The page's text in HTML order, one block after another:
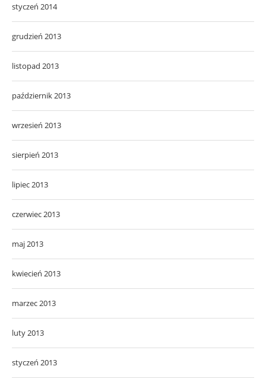
styczeń 2014
grudzień 2013
listopad 2013
październik 2013
wrzesień 2013
sierpień 2013
lipiec 2013
czerwiec 2013
maj 2013
kwiecień 2013
marzec 2013
luty 2013
styczeń 2013